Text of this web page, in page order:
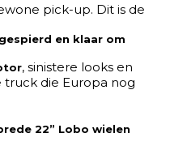
pick-up. Dit is de
en klaar om
, sinistere looks en
truck die Europa nog
22” Lobo wielen